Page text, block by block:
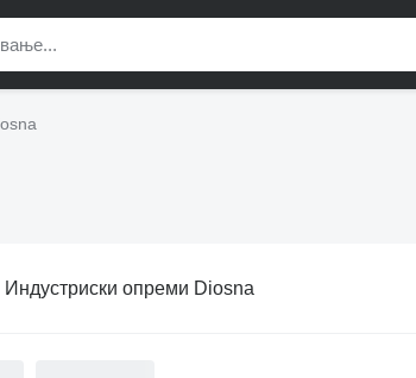
Индустриски опреми Diosna